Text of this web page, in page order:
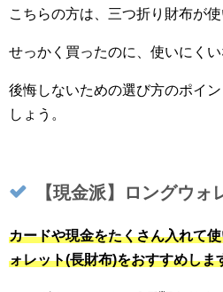
こちらの方は、三つ折り財布が使
せっかく買ったのに、使いにくい
後悔しないための選び方のポイ
しょう。
【現金派】ロングウ
カードや現金をたくさん入れて
ォレット(長財布)をおすすめしま